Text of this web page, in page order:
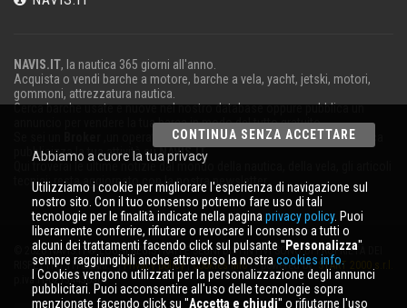
NAVIS.IT, la nautica 365 giorni all'anno.
Acquista o vendi barche a motore, barche a vela, yacht, jetski, motori,
gommoni, attrezzatura nautica.
Cerca barche usate e nuove nel nostro database oppure pubblica un
annuncio per vendere la tua barca in modo del tutto gratuito.
,un operatoreChartero lavori nel settore della nautica
pubblicizza la tua attività suNAVIS.IT.
Qui troverai le ultime notizie dal mondo della nautica, della vela, gli articoli
tecnici; resta aggiornato con la nostra newsletter.
© 2026 NAVIS.IT® LOGHI REGISTRATI E SEGNI DISTINTIVI SONO DI PROPRIETÀ DEI
RISPETTIVI TITOLARI. |Privacy policy|Cookies info| powered by: START 2000 s.r.l.
p.iva IT-02134430301
CONTINUA SENZA ACCETTARE
Abbiamo a cuore la tua privacy
Utilizziamo i cookie per migliorare l'esperienza di navigazione sul
nostro sito. Con il tuo consenso potremo fare uso di tali
tecnologie per le finalità indicate nella pagina privacy policy. Puoi
liberamente conferire, rifiutare o revocare il consenso a tutti o
alcuni dei trattamenti facendo click sul pulsante '' Personalizza''
sempre raggiungibili anche attraverso la nostra cookies info.
I Cookies vengono utilizzati per la personalizzazione degli annunci
pubblicitari. Puoi acconsentire all'uso delle tecnologie sopra
menzionate facendo click su ''Accetta e chiudi'' o rifiutarne l'uso